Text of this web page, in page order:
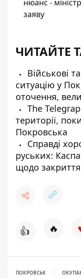
нюанс -
заяву
ЧИТАЙТЕ
Військові
ситуацію у
оточення,
The
території,
Покровська
Справді
руських:
щодо
👍 🔥
ПОКРОВСЬК